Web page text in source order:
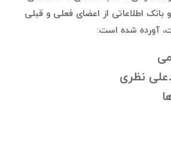
بانک اطلاعاتی از اعضای فعلی و قبلی
آورده شده است:
نظری